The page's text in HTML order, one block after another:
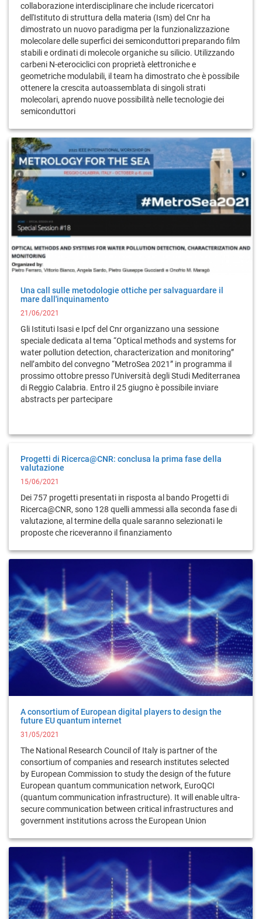
collaborazione interdisciplinare che include ricercatori
dell'Istituto di struttura della materia (Ism) del Cnr ha
dimostrato un nuovo paradigma per la funzionalizzazione
molecolare delle superfici dei semiconduttori preparando film
stabili e ordinati di molecole organiche su silicio. Utilizzando
carbeni N-eterociclici con proprietà elettroniche e
geometriche modulabili, il team ha dimostrato che è possibile
ottenere la crescita autoassemblata di singoli strati
molecolari, aprendo nuove possibilità nelle tecnologie dei
semiconduttori
Una call sulle metodologie ottiche per salvaguardare il
mare dall'inquinamento
21/06/2021
Gli Istituti Isasi e Ipcf del Cnr organizzano una sessione
speciale dedicata al tema “Optical methods and systems for
water pollution detection, characterization and monitoring”
nell’ambito del convegno “MetroSea 2021” in programma il
prossimo ottobre presso l’Università degli Studi Mediterranea
di Reggio Calabria. Entro il 25 giugno è possibile inviare
abstracts per partecipare
Progetti di Ricerca@CNR: conclusa la prima fase della
valutazione
15/06/2021
Dei 757 progetti presentati in risposta al bando Progetti di
Ricerca@CNR, sono 128 quelli ammessi alla seconda fase di
valutazione, al termine della quale saranno selezionati le
proposte che riceveranno il finanziamento
A consortium of European digital players to design the
future EU quantum internet
31/05/2021
The National Research Council of Italy is partner of the
consortium of companies and research institutes selected
by European Commission to study the design of the future
European quantum communication network, EuroQCI
(quantum communication infrastructure). It will enable ultra-
secure communication between critical infrastructures and
government institutions across the European Union